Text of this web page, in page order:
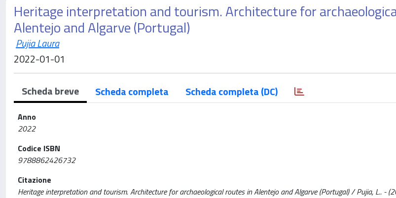
Heritage interpretation and tourism. Architecture for
Alentejo and Algarve (Portugal)
Pujia Laura
2022-01-01
Scheda breve Scheda completa Scheda completa (DC)
Anno
2022
Codice ISBN
9788862426732
Citazione
Heritage interpretation and tourism. Architecture for archaeological routes in Alentejo and Algarve (Portugal) / Pujia, L.. -